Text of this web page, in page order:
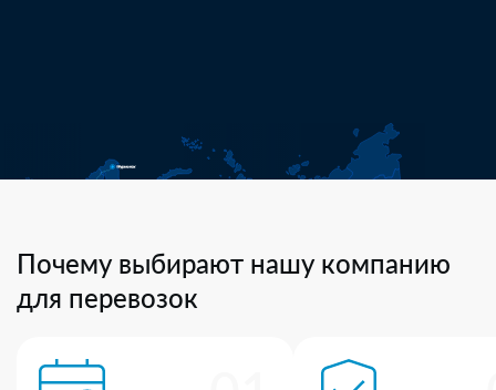
Почему выбирают нашу компанию
для перевозок